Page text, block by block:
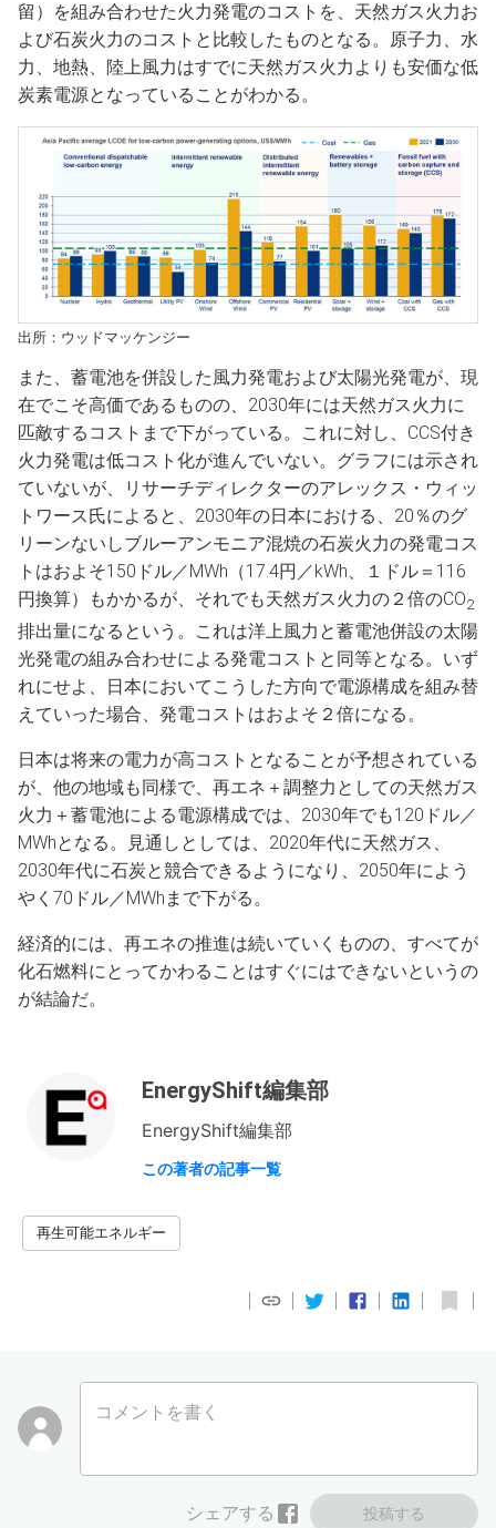
留）を組み合わせた火力発電のコストを、天然ガス火力お
よび石炭火力のコストと比較したものとなる。原子力、水
力、地熱、陸上風力はすでに天然ガス火力よりも安価な低
炭素電源となっていることがわかる。
出所：ウッドマッケンジー
また、蓄電池を併設した風力発電および太陽光発電が、現
在でこそ高価であるものの、2030年には天然ガス火力に
匹敵するコストまで下がっている。これに対し、CCS付き
火力発電は低コスト化が進んでいない。グラフには示され
ていないが、リサーチディレクターのアレックス・ウィッ
トワース氏によると、2030年の日本における、20％のグ
リーンないしブルーアンモニア混焼の石炭火力の発電コス
トはおよそ150ドル／MWh（17.4円／kWh、１ドル＝116
円換算）もかかるが、それでも天然ガス火力の２倍のCO2
排出量になるという。これは洋上風力と蓄電池併設の太陽
光発電の組み合わせによる発電コストと同等となる。いず
れにせよ、日本においてこうした方向で電源構成を組み替
えていった場合、発電コストはおよそ２倍になる。
日本は将来の電力が高コストとなることが予想されている
が、他の地域も同様で、再エネ＋調整力としての天然ガス
火力＋蓄電池による電源構成では、2030年でも120ドル／
MWhとなる。見通しとしては、2020年代に天然ガス、
2030年代に石炭と競合できるようになり、2050年によう
やく70ドル／MWhまで下がる。
経済的には、再エネの推進は続いていくものの、すべてが
化石燃料にとってかわることはすぐにはできないというの
が結論だ。
EnergyShift編集部
EnergyShift編集部
この著者の記事一覧
再生可能エネルギー
コメントを書く
投稿する
シェアする